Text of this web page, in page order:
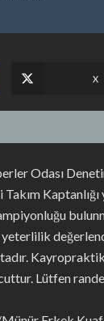
X
Odası
Kaptanlığı
Kayropraktik
Lütfen